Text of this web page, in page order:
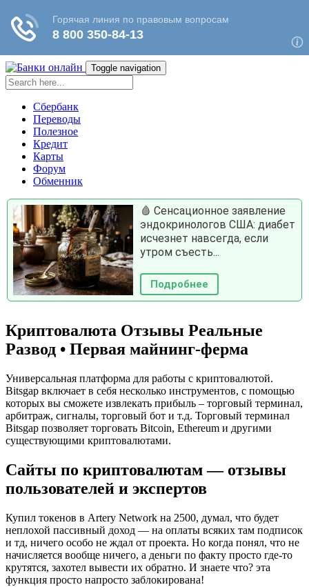
Toggle navigation
Сбербанк
Переводы
Полезное
Кредит
Карты
Форум
Обменник
🩸 Сенсационное заявление
эндокринологов США: диабет
исчезнет навсегда, если
утром съесть...
Подробнее
Криптовалюта Отзывы Реальные
Развод • Первая майнинг-ферма
Универсальная платформа для работы с криптовалютой.
Bitsgap включает в себя несколько инструментов, с помощью
которых вы сможете извлекать прибыль – торговый терминал,
арбитраж, сигналы, торговый бот и т.д. Торговый терминал
Bitsgap позволяет торговать Bitcoin, Ethereum и другими
существующими криптовалютами.
Сайты по криптовалютам — отзывы
пользователей и экспертов
Купил токенов в Artery Network на 2500, думал, что будет
неплохой пассивный доход — на оплаты всяких там подписок
и тд, ничего особо не ждал от проекта. Но когда понял, что не
начисляется вообще ничего, а деньги по факту просто где-то
крутятся, захотел вывести их обратно. И знаете что? эта
функция просто напросто заблокирована!